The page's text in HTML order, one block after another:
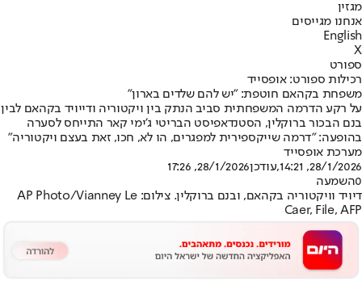
מגזין
אנחנו מגייסים
English
X
ספורט
רכילות ספורט: אופסייד
משפחת בקהאם חוטפת: "יש להם שלדים בארון"
על רקע הדרמה המשפחתית סביב הנתק בין ויקטוריה ודייויד בקהאם לבין
בנם הבכור ברוקלין, הסטנדאפיסט הבריטי ג'ימי קאר התייחס לסערה
בהופעה: "דרמה שייקספירית למפגרים, הו לא, חכו, זאת בעצם ויקטוריה"
מערכת אופסייד
28/1/2026, 14:21
,עודכן28/1/2026, 17:26
0השמעה
דיויד וויקטוריה בקהאם, ובנם ברוקלין. צילום: AP Photo/Vianney Le
Caer, File, AFP